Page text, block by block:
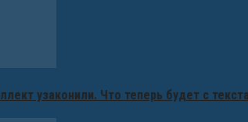
узаконили. Что теперь будет с